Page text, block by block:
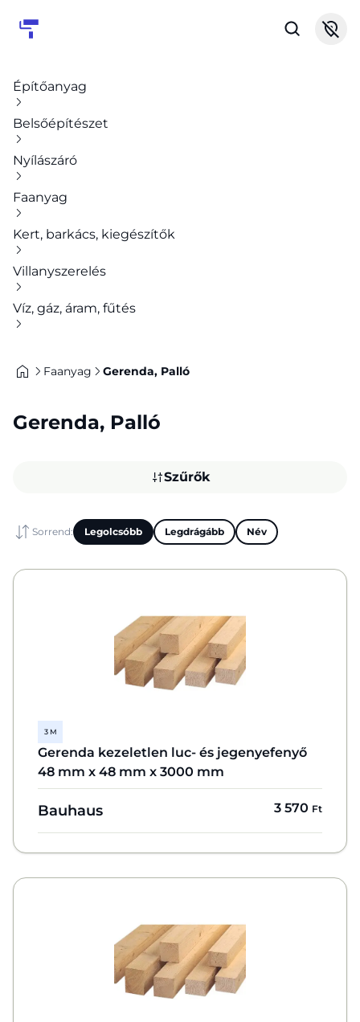
Építőanyag
Belsőépítészet
Nyílászáró
Faanyag
Kert, barkács, kiegészítők
Villanyszerelés
Víz, gáz, áram, fűtés
Faanyag Gerenda, Palló
Gerenda, Palló
Szűrők
Sorrend: Legolcsóbb Legdrágább Név
3 M
Gerenda kezeletlen luc- és jegenyefenyő
48 mm x 48 mm x 3000 mm
Bauhaus 3 570 Ft